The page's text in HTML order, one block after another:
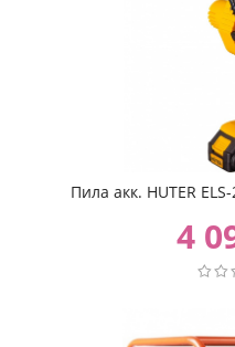
Пила акк. HUTER
4